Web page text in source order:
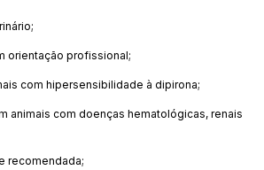
orientação profissional;
com hipersensibilidade à dipirona;
animais com doenças hematológicas, renais
recomendada;